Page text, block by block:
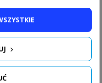
mm i 1 mm, pozwala na
długopis ma unikalną
rozwiązanie dla